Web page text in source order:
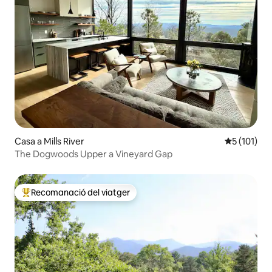
Casa a Mills River 5 de
5 (101)
The Dogwoods Upper a Vineyard Gap
Principals recomanacions dels viatgers
Recomanació del viatger